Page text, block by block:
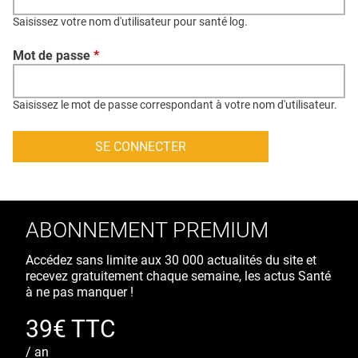
CONTACT
CRÉDITS
Saisissez votre nom d'utilisateur pour santé log.
Mot de passe *
Saisissez le mot de passe correspondant à votre nom d'utilisateur.
ABONNEMENT PREMIUM
Accédez sans limite aux 30 000 actualités du site et
recevez gratuitement chaque semaine, les actus Santé
à ne pas manquer !
39€ TTC
/ an